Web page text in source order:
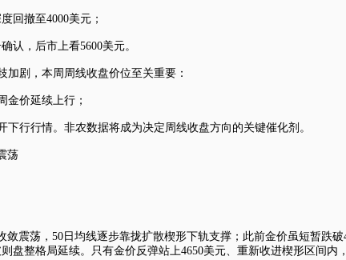
回撤至4000美元；
认，后市上看5600美元。
加剧，本周周线收盘价位至关重要：
金价延续上行；
下行行情。非农数据将成为决定周线收盘方向的关键催化剂。
荡
敛震荡，50日均线逐步靠拢扩散楔形下轨支撑；此前金价虽短暂跌
盘整格局延续。只有金价反弹站上4650美元、重新收进楔形区间内